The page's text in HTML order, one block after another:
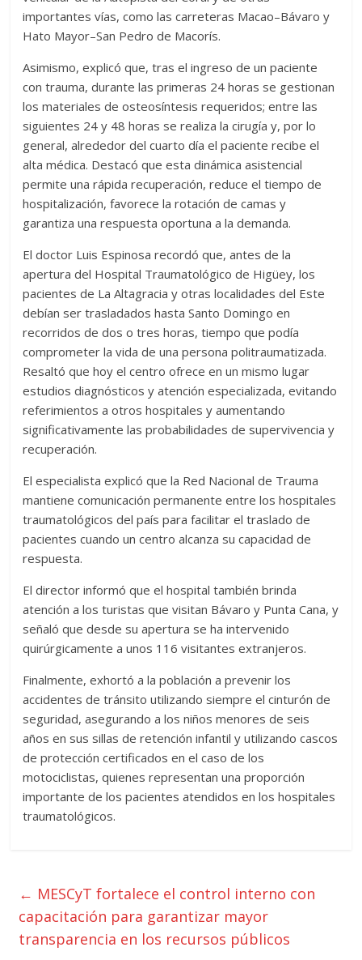
importantes vías, como las carreteras Macao–Bávaro y
Hato Mayor–San Pedro de Macorís.
Asimismo, explicó que, tras el ingreso de un paciente
con trauma, durante las primeras 24 horas se gestionan
los materiales de osteosíntesis requeridos; entre las
siguientes 24 y 48 horas se realiza la cirugía y, por lo
general, alrededor del cuarto día el paciente recibe el
alta médica. Destacó que esta dinámica asistencial
permite una rápida recuperación, reduce el tiempo de
hospitalización, favorece la rotación de camas y
garantiza una respuesta oportuna a la demanda.
El doctor Luis Espinosa recordó que, antes de la
apertura del Hospital Traumatológico de Higüey, los
pacientes de La Altagracia y otras localidades del Este
debían ser trasladados hasta Santo Domingo en
recorridos de dos o tres horas, tiempo que podía
comprometer la vida de una persona politraumatizada.
Resaltó que hoy el centro ofrece en un mismo lugar
estudios diagnósticos y atención especializada, evitando
referimientos a otros hospitales y aumentando
significativamente las probabilidades de supervivencia y
recuperación.
El especialista explicó que la Red Nacional de Trauma
mantiene comunicación permanente entre los hospitales
traumatológicos del país para facilitar el traslado de
pacientes cuando un centro alcanza su capacidad de
respuesta.
El director informó que el hospital también brinda
atención a los turistas que visitan Bávaro y Punta Cana, y
señaló que desde su apertura se ha intervenido
quirúrgicamente a unos 116 visitantes extranjeros.
Finalmente, exhortó a la población a prevenir los
accidentes de tránsito utilizando siempre el cinturón de
seguridad, asegurando a los niños menores de seis
años en sus sillas de retención infantil y utilizando cascos
de protección certificados en el caso de los
motociclistas, quienes representan una proporción
importante de los pacientes atendidos en los hospitales
traumatológicos.
← MESCyT fortalece el control interno con
capacitación para garantizar mayor
transparencia en los recursos públicos